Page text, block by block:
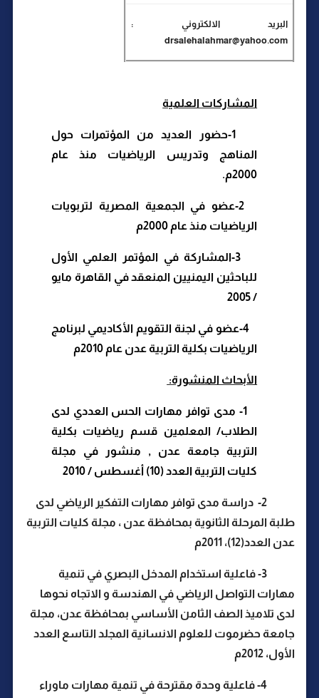
البريد الالكتروني :
drsalehalahmar@yahoo.com
المشاركات العلمية
-1حضور العديد من المؤتمرات حول
المناهج وتدريس الرياضيات منذ عام
2000م
.
2-عضو في الجمعية المصرية لتربويات
الرياضيات منذ عام 2000م
-3المشاركة في المؤتمر العلمي الأول
للباحثين اليمنيين المنعقد في القاهرة مايو
/ 2005
-4عضو في لجنة التقويم الأكاديمي لبرنامج
الرياضيات بكلية التربية عدن عام 2010م
الأبحاث المنشورة:
-1 مدى توافر مهارات الحس العددي لدى
الطلاب/ المعلمين قسم رياضيات بكلية
التربية جامعة عدن , منشور في مجلة
كليات التربية العدد (10) أغسطس / 2010
2- دراسة مدى توافر مهارات التفكير الرياضي لدى
طلبة المرحلة الثانوية بمحافظة عدن ، مجلة كليات التربية
عدن العدد(12)، 2011م
3- فاعلية استخدام المدخل البصري في تنمية
مهارات التواصل الرياضي في الهندسة و الاتجاه نحوها
لدى تلاميذ الصف الثامن الأساسي بمحافظة عدن، مجلة
جامعة حضرموت للعلوم الانسانية المجلد التاسع العدد
الأول، 2012م
4- فاعلية وحدة مقترحة في تنمية مهارات ماوراء